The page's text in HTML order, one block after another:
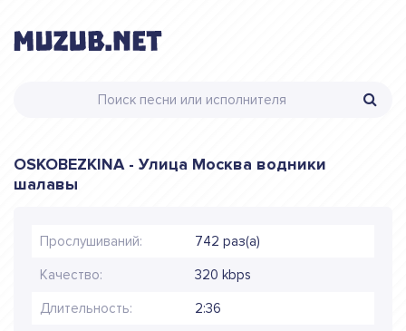
OSKOBEZKINA - Улица Москва водники
шалавы
Прослушиваний: 742 раз(а)
Качество: 320 kbps
Длительность: 2:36